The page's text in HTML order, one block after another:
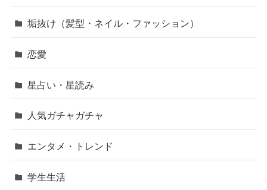
垢抜け（髪型・ネイル・ファッション）
恋愛
星占い・星読み
人気ガチャガチャ
エンタメ・トレンド
学生生活